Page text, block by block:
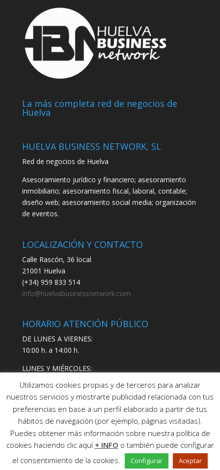
La más completa red de negocios de
Huelva
HUELVA BUSINESS NETWORK, SL
Red de negocios de Huelva
Asesoramiento jurídico y financiero; asesoramiento
inmobiliario; asesoramiento fiscal, laboral, contable;
diseño web; asesoramiento social media; organización
de eventos.
LOCALIZACIÓN Y CONTACTO
Calle Rascón, 36 local
21001 Huelva
(+34) 959 833 514
info@huelvabusinessnetwork.com
HORARIO ATENCIÓN PÚBLICO
DE LUNES A VIERNES:
10:00 h. a 14:00 h.
LUNES Y MIÉRCOLES:
Copyright © 2021 Huelva Business Network SLAviso
Política de Privacidad |Política de
Utilizamos cookies propias y de terceros para analizar
nuestros servicios y mostrarte publicidad relacionada con tus
preferencias en base a un perfil elaborado a partir de tus
hábitos de navegación (por ejemplo, páginas visitadas).
Puedes obtener más información sobre nuestra política de
cookies haciendo clic aquí + INFO o también puede configurar
el consentimiento de la cookies.
Configurar Aceptar